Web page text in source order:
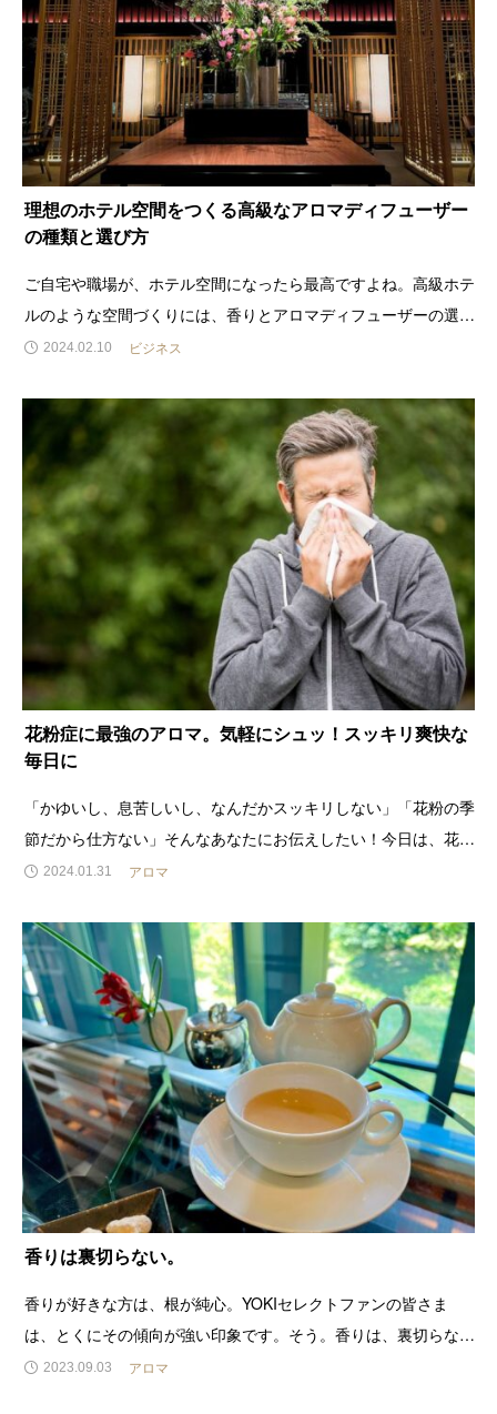
理想のホテル空間をつくる高級なアロマディフューザー
の種類と選び方
ご自宅や職場が、ホテル空間になったら最高ですよね。高級ホテ
ルのような空間づくりには、香りとアロマディフューザーの選び
方が重要です。とくに、高級なアロマオイルを使用していても、
るものです。ラグジュアリースタイルがふさわしい貴方へ、アロ
2024.02.10 ビジネス
花粉症に最強のアロマ。気軽にシュッ！スッキリ爽快な
毎日に
「かゆいし、息苦しいし、なんだかスッキリしない」「花粉の季
節だから仕方ない」そんなあなたにお伝えしたい！今日は、花粉
シーズンの毎日が快適になるアイテムをご紹介します。こんにち
歩がたのしみのひとつになりま
2024.01.31 アロマ
香りは裏切らない。
香りが好きな方は、根が純心。YOKIセレクトファンの皆さま
は、とくにその傾向が強い印象です。そう。香りは、裏切らな
い。人々を導くリーダーであれば、日々、信じて、どんなことが
2023.09.03 アロマ